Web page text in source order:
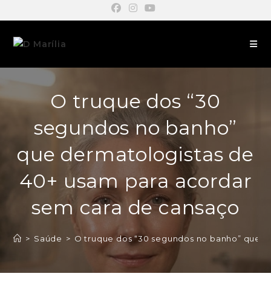
O truque dos “30
segundos no banho”
que dermatologistas de
40+ usam para acordar
sem cara de cansaço
> Saúde > O truque dos “30 segundos no banho” que